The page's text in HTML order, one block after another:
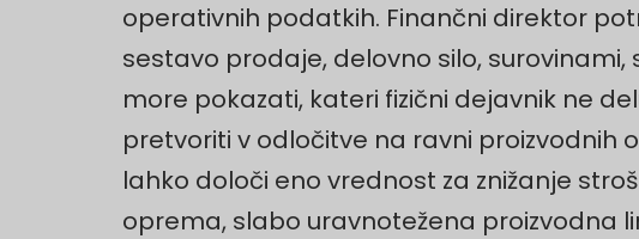
operativnih podatkih. Finančni direktor
sestavo prodaje, delovno silo, surovinami,
more pokazati, kateri fizični dejavnik ne
pretvoriti v odločitve na ravni proizvodnih
lahko določi eno vrednost za znižanje
oprema, slabo uravnotežena proizvodna